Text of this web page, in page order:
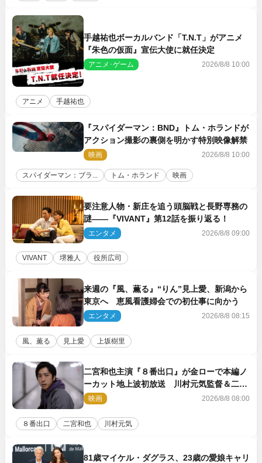
手越祐也ボーカルバンド「T.N.T」がアニメ
『朱色の仮面』宣伝大使に就任決定
アニメ･ゲーム 2026/8/8 10:00
アニメ 手越祐也
『スパイダーマン：BND』トム・ホランドが
アクション撮影の裏側を明かす特別映像解禁
映画 2026/8/8 10:00
スパイダーマン：ブラ... トム・ホランド 映画
要注意人物・新庄を追う頭脳戦と長野専務の
謎――『VIVANT』第12話を振り返る！
エンタメ 2026/8/8 09:00
VIVANT 堺雅人 役所広司
来週の『風、薫る』“りん”見上愛、新潟から
東京へ 恵風看護婦会での初仕事に向かう
エンタメ 2026/8/8 08:15
風、薫る 見上愛 上坂樹里
二宮和也主演『８番出口』が金ローで本編ノ
ーカット地上波初放送 川村元気監督＆二宮
コメント到着
映画 2026/8/8 08:00
８番出口 二宮和也 川村元気
81歳マイケル・ダグラス、23歳の愛娘キャリ